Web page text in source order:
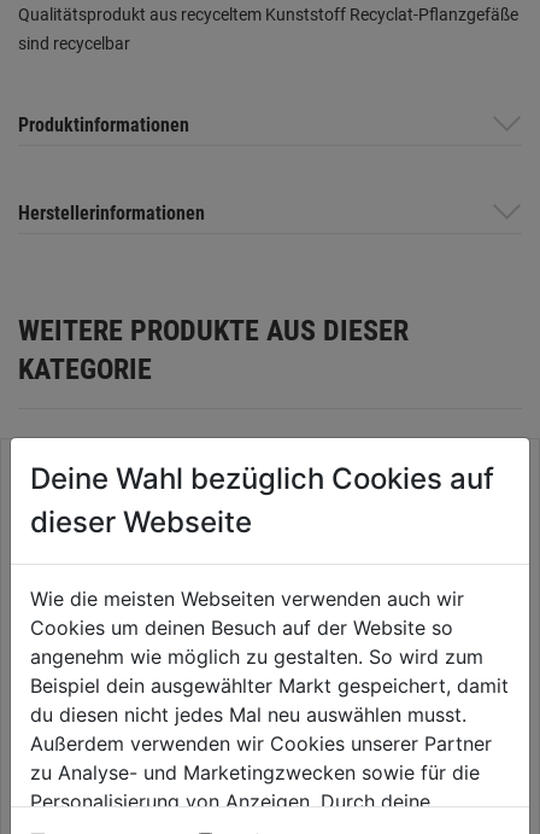
Qualitätsprodukt aus recyceltem Kunststoff Recyclat-Pflanzgefäße
sind recycelbar
Produktinformationen
Herstellerinformationen
WEITERE PRODUKTE AUS DIESER
KATEGORIE
Blumentopf Vaso Save R 29cm
anthrazit
0.0
19,99€
Blumentopf Origin 24cm
anthrazit
0.0
Deine Wahl bezüglich Cookies auf
dieser Webseite
Wie die meisten Webseiten verwenden auch wir
Cookies um deinen Besuch auf der Website so
angenehm wie möglich zu gestalten. So wird zum
Beispiel dein ausgewählter Markt gespeichert, damit
du diesen nicht jedes Mal neu auswählen musst.
Außerdem verwenden wir Cookies unserer Partner
zu Analyse- und Marketingzwecken sowie für die
Personalisierung von Anzeigen. Durch deine